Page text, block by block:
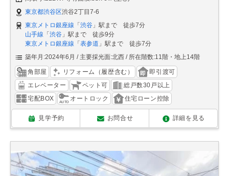
東京都渋谷区渋谷2丁目7-6
東京メトロ銀座線 「 渋谷 」駅まで 徒歩7分
山手線 「 渋谷 」駅まで 徒歩9分
東京メトロ銀座線 「 表参道 」駅まで 徒歩7分
築年月:2024年6月
主要採光面:北西 所在階数:11階・地上14階
角部屋 リフォーム（履歴含む）
即引渡可
エレベーター
ペット可
総戸数30戸以上
宅配BOX
オートロック 住宅ローン控除
見学予約 お問合せ 詳細を見る